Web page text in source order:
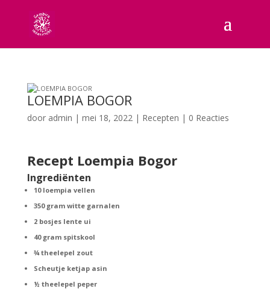
LOEMPIA BOGOR
door admin | mei 18, 2022| Recepten | 0 Reacties
Recept Loempia Bogor
Ingrediënten
10 loempia vellen
350 gram witte garnalen
2 bosjes lente ui
40 gram spitskool
¾ theelepel zout
Scheutje ketjap asin
½ theelepel peper